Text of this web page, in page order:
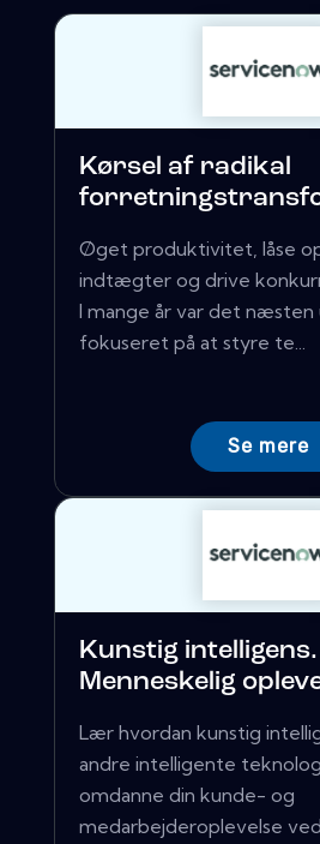
Kørsel af radikal
Øget produktivitet, låse
indtægter og drive
I mange år var det næsten
fokuseret på at styre te...
Se mere
Kunstig intelligens.
Menneskelig
Lær hvordan kunstig
andre intelligente
omdanne din kunde- og
medarbejderoplevelse